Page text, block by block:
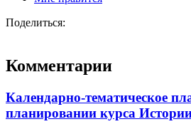
Поделиться:
Комментарии
Календарно-тематическое
планировании курса